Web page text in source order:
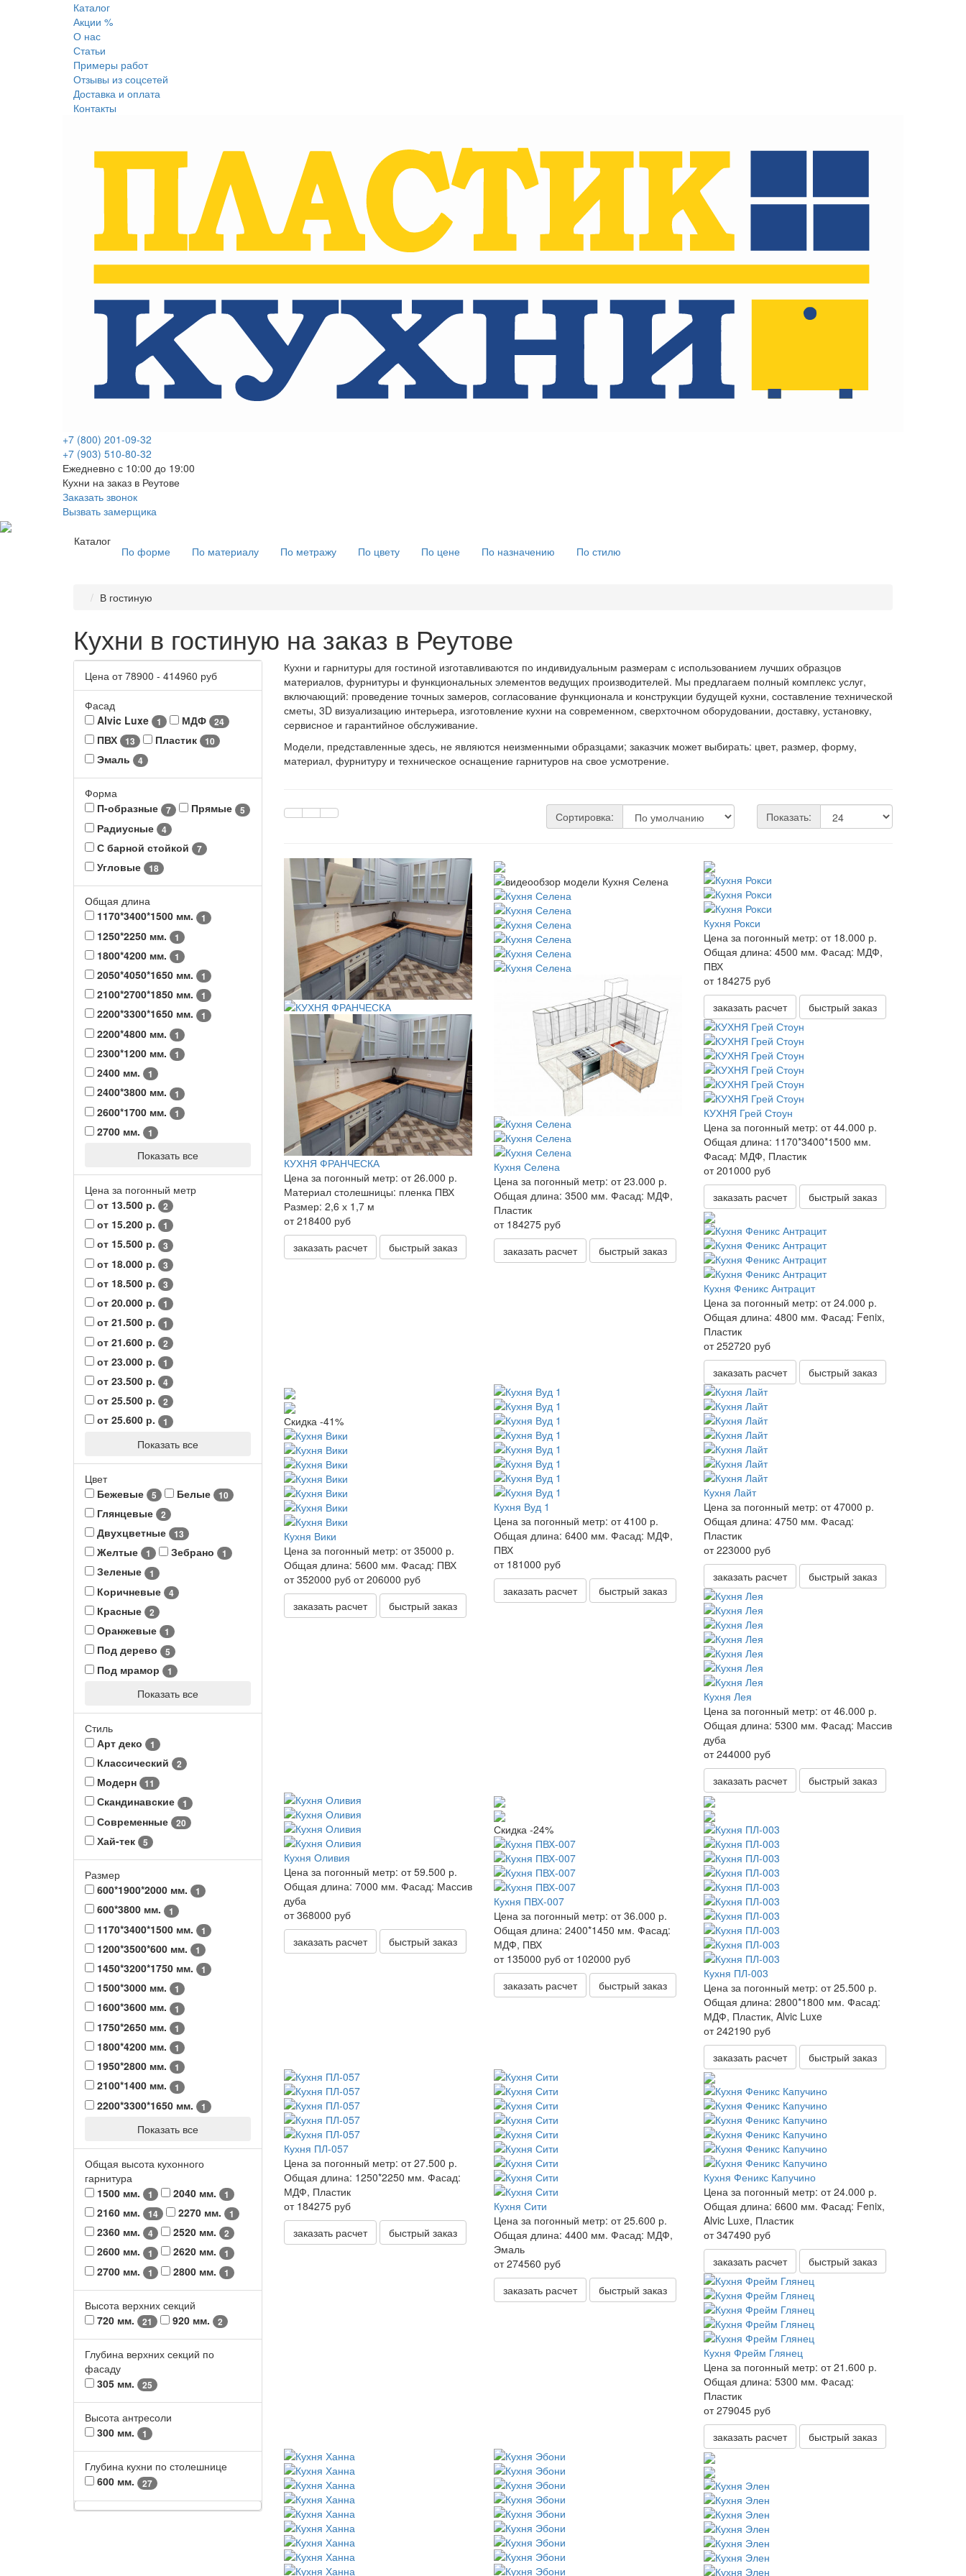
Каталог
Акции %
О нас
Статьи
Примеры работ
Отзывы из соцсетей
Доставка и оплата
Контакты
+7 (800) 201-09-32
+7 (903) 510-80-32
Ежедневно с 10:00 до 19:00
Кухни на заказ в Реутове
Заказать звонок
Вызвать замерщика
Каталог
По форме По материалу По метражу По цвету По цене По назначению По стилю
В гостиную
Кухни в гостиную на заказ в Реутове
Цена от78900 - 414960 руб
Фасад
Alvic Luxe
1 МДФ 24
ПВХ 13 Пластик 10
Эмаль 4
Форма
П-образные
7 Прямые 5
Радиусные 4
С барной стойкой 7
Угловые 18
Общая длина
1170*3400*1500 мм.
1
1250*2250 мм. 1
1800*4200 мм. 1
2050*4050*1650 мм. 1
2100*2700*1850 мм. 1
2200*3300*1650 мм. 1
2200*4800 мм. 1
2300*1200 мм. 1
2400 мм. 1
2400*3800 мм. 1
2600*1700 мм. 1
2700 мм. 1
Показать все
Цена за погонный метр
от 13.500 р.
2
от 15.200 р. 1
от 15.500 р. 3
от 18.000 р. 3
от 18.500 р. 3
от 20.000 р. 1
от 21.500 р. 1
от 21.600 р. 2
от 23.000 р. 1
от 23.500 р. 4
от 25.500 р. 2
от 25.600 р. 1
Показать все
Цвет
Бежевые
5 Белые 10
Глянцевые 2
Двухцветные 13
Желтые 1 Зебрано 1
Зеленые 1
Коричневые 4
Красные 2
Оранжевые 1
Под дерево 5
Под мрамор 1
Показать все
Стиль
Арт деко
1
Классический 2
Модерн 11
Скандинавские 1
Современные 20
Хай-тек 5
Размер
600*1900*2000 мм.
1
600*3800 мм. 1
1170*3400*1500 мм. 1
1200*3500*600 мм. 1
1450*3200*1750 мм. 1
1500*3000 мм. 1
1600*3600 мм. 1
1750*2650 мм. 1
1800*4200 мм. 1
1950*2800 мм. 1
2100*1400 мм. 1
2200*3300*1650 мм. 1
Показать все
Общая высота кухонного
гарнитура
1500 мм.
1 2040 мм. 1
2160 мм. 14 2270 мм. 1
2360 мм. 4 2520 мм. 2
2600 мм. 1 2620 мм. 1
2700 мм. 1 2800 мм. 1
Высота верхних секций
720 мм.
21 920 мм. 2
Глубина верхних секций по
фасаду
305 мм.
25
Высота антресоли
300 мм.
1
Глубина кухни по столешнице
600 мм.
27
Кухни и гарнитуры для гостиной изготавливаются по индивидуальным размерам с использованием лучших образцов
материалов, фурнитуры и функциональных элементов ведущих производителей. Мы предлагаем полный комплекс услуг,
включающий: проведение точных замеров, согласование функционала и конструкции будущей кухни, составление технической
сметы, 3D визуализацию интерьера, изготовление кухни на современном, сверхточном оборудовании, доставку, установку,
сервисное и гарантийное обслуживание.
Модели, представленные здесь, не являются неизменными образцами; заказчик может выбирать: цвет, размер, форму,
материал, фурнитуру и техническое оснащение гарнитуров на свое усмотрение.
Сортировка: Показать:
КУХНЯ ФРАНЧЕСКА
Цена за погонный метр: от 26.000 р.
Материал столешницы: пленка ПВХ
Размер: 2,6 х 1,7 м
от 218400 руб
заказать расчет
быстрый заказ
Кухня Селена
Цена за погонный метр: от 23.000 р.
Общая длина: 3500 мм. Фасад: МДФ,
Пластик
от 184275 руб
заказать расчет
быстрый заказ
Кухня Рокси
Цена за погонный метр: от 18.000 р.
Общая длина: 4500 мм. Фасад: МДФ,
ПВХ
от 184275 руб
заказать расчет
быстрый заказ
КУХНЯ Грей Стоун
Цена за погонный метр: от 44.000 р.
Общая длина: 1170*3400*1500 мм.
Фасад: МДФ, Пластик
от 201000 руб
заказать расчет
быстрый заказ
Кухня Феникс Антрацит
Цена за погонный метр: от 24.000 р.
Общая длина: 4800 мм. Фасад: Fenix,
Пластик
от 252720 руб
заказать расчет
быстрый заказ
Скидка -41%
Кухня Вики
Цена за погонный метр: от 35000 р.
Общая длина: 5600 мм. Фасад: ПВХ
от 352000 руб от 206000 руб
заказать расчет
быстрый заказ
Кухня Вуд 1
Цена за погонный метр: от 4100 р.
Общая длина: 6400 мм. Фасад: МДФ,
ПВХ
от 181000 руб
заказать расчет
быстрый заказ
Кухня Лайт
Цена за погонный метр: от 47000 р.
Общая длина: 4750 мм. Фасад:
Пластик
от 223000 руб
заказать расчет
быстрый заказ
Кухня Лея
Цена за погонный метр: от 46.000 р.
Общая длина: 5300 мм. Фасад: Массив
дуба
от 244000 руб
заказать расчет
быстрый заказ
Кухня Оливия
Цена за погонный метр: от 59.500 р.
Общая длина: 7000 мм. Фасад: Массив
дуба
от 368000 руб
заказать расчет
быстрый заказ
Скидка -24%
Кухня ПВХ-007
Цена за погонный метр: от 36.000 р.
Общая длина: 2400*1450 мм. Фасад:
МДФ, ПВХ
от 135000 руб от 102000 руб
заказать расчет
быстрый заказ
Кухня ПЛ-003
Цена за погонный метр: от 25.500 р.
Общая длина: 2800*1800 мм. Фасад:
МДФ, Пластик, Alvic Luxe
от 242190 руб
заказать расчет
быстрый заказ
Кухня ПЛ-057
Цена за погонный метр: от 27.500 р.
Общая длина: 1250*2250 мм. Фасад:
МДФ, Пластик
от 184275 руб
заказать расчет
быстрый заказ
Кухня Сити
Цена за погонный метр: от 25.600 р.
Общая длина: 4400 мм. Фасад: МДФ,
Эмаль
от 274560 руб
заказать расчет
быстрый заказ
Кухня Феникс Капучино
Цена за погонный метр: от 24.000 р.
Общая длина: 6600 мм. Фасад: Fenix,
Alvic Luxe, Пластик
от 347490 руб
заказать расчет
быстрый заказ
Кухня Фрейм Глянец
Цена за погонный метр: от 21.600 р.
Общая длина: 5300 мм. Фасад:
Пластик
от 279045 руб
заказать расчет
быстрый заказ